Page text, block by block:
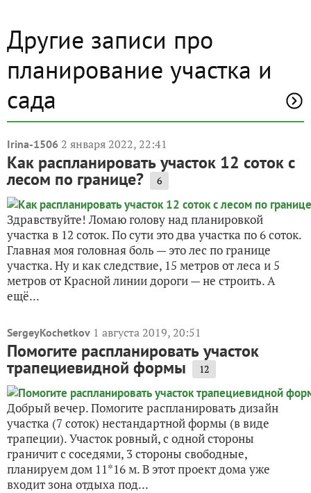
Другие записи про
планирование участка и
сада
Irina-1506 2 января 2022, 22:41
Как распланировать участок 12 соток с
лесом по границе? 6
Здравствуйте! Ломаю голову над планировкой
участка в 12 соток. По сути это два участка по 6 соток.
Главная моя головная боль — это лес по границе
участка. Ну и как следствие, 15 метров от леса и 5
метров от Красной линии дороги — не строить. А
ещё...
SergeyKochetkov 1 августа 2019, 20:51
Помогите распланировать участок
трапециевидной формы 12
Добрый вечер. Помогите распланировать дизайн
участка (7 соток) нестандартной формы (в виде
трапеции). Участок ровный, с одной стороны
граничит с соседями, 3 стороны свободные,
планируем дом 11*16 м. В этот проект дома уже
входит зона отдыха под...